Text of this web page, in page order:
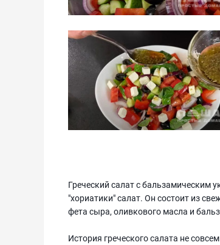
Греческий салат с бальзамическим
"хориатики" салат. Он состоит из
фета сыра, оливкового масла и
История греческого салата не